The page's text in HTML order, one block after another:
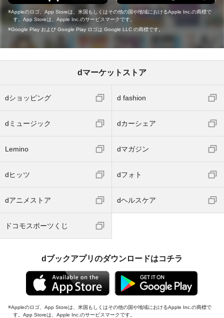
Appleのロゴ、App Storeは、米国もしくはその他の国や地域におけるApple Inc.の商標で
す。App Storeは、Apple Inc.のサービスマークです。
Google Play および Google Play ロゴは Google LLC の商標です。
dマーケットストア
dショッピング d fashion
dミュージック dカーシェア
Lemino dマガジン
dヒッツ dフォト
dアニメストア dヘルスケア
ドコモスポーツくじ
dブックアプリのダウンロードはコチラ
Appleのロゴ、App Storeは、米国もしくはその他の国や地域におけるApple Inc.の商標で
す。App Storeは、Apple Inc.のサービスマークです。